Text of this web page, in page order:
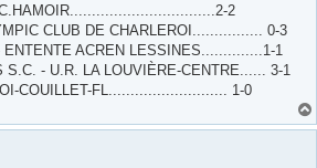
2
CLUB DE CHARLEROI................ 0-3
ENTENTE ACREN LESSINES..............1-1
S.C. - U.R. LA LOUVIÈRE-CENTRE...... 3-1
COUILLET-FL........................... 1-0